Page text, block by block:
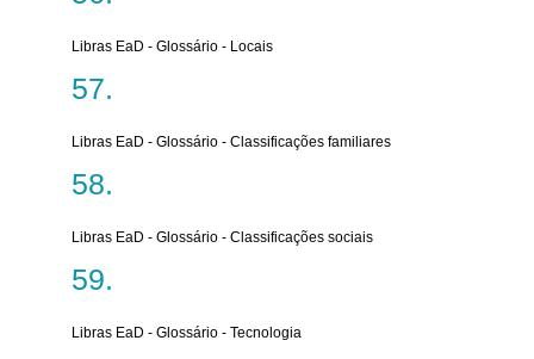
Libras EaD - Glossário - Locais
Libras EaD - Glossário - Classificações familiares
Libras EaD - Glossário - Classificações sociais
Libras EaD - Glossário - Tecnologia